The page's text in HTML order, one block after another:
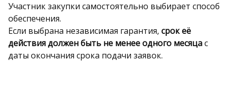
Участник закупки самостоятельно выбирает способ
обеспечения.
Если выбрана независимая гарантия, срок её
действия должен быть не менее одного месяцас
даты окончания срока подачи заявок.